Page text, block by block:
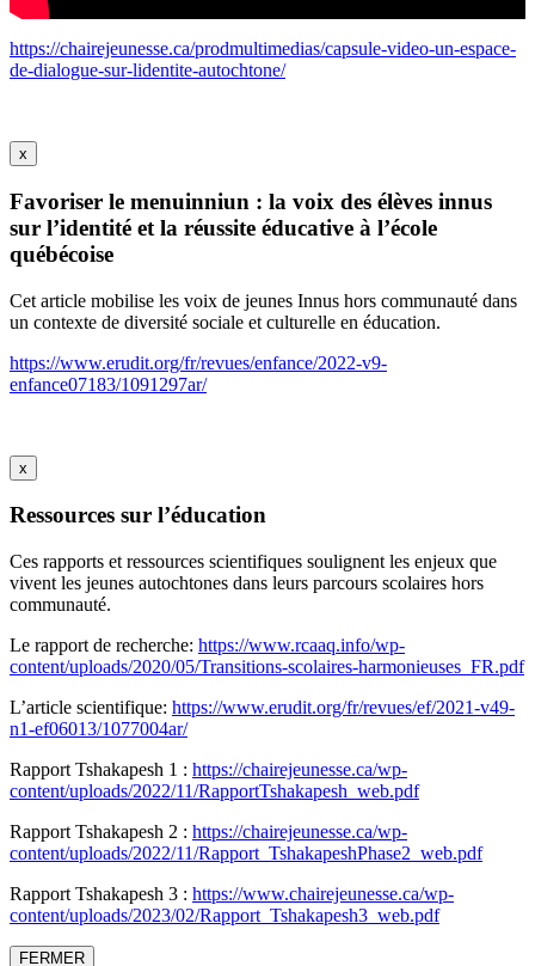
https://chairejeunesse.ca/prodmultimedias/capsule-video-un-espace-
de-dialogue-sur-lidentite-autochtone/
x
Favoriser le menuinniun : la voix des élèves innus
sur l’identité et la réussite éducative à l’école
québécoise
Cet article mobilise les voix de jeunes Innus hors communauté dans
un contexte de diversité sociale et culturelle en éducation.
https://www.erudit.org/fr/revues/enfance/2022-v9-
enfance07183/1091297ar/
x
Ressources sur l’éducation
Ces rapports et ressources scientifiques soulignent les enjeux que
vivent les jeunes autochtones dans leurs parcours scolaires hors
communauté.
Le rapport de recherche: https://www.rcaaq.info/wp-
content/uploads/2020/05/Transitions-scolaires-harmonieuses_FR.pdf
L’article scientifique: https://www.erudit.org/fr/revues/ef/2021-v49-
n1-ef06013/1077004ar/
Rapport Tshakapesh 1 : https://chairejeunesse.ca/wp-
content/uploads/2022/11/RapportTshakapesh_web.pdf
Rapport Tshakapesh 2 : https://chairejeunesse.ca/wp-
content/uploads/2022/11/Rapport_TshakapeshPhase2_web.pdf
Rapport Tshakapesh 3 : https://www.chairejeunesse.ca/wp-
content/uploads/2023/02/Rapport_Tshakapesh3_web.pdf
FERMER